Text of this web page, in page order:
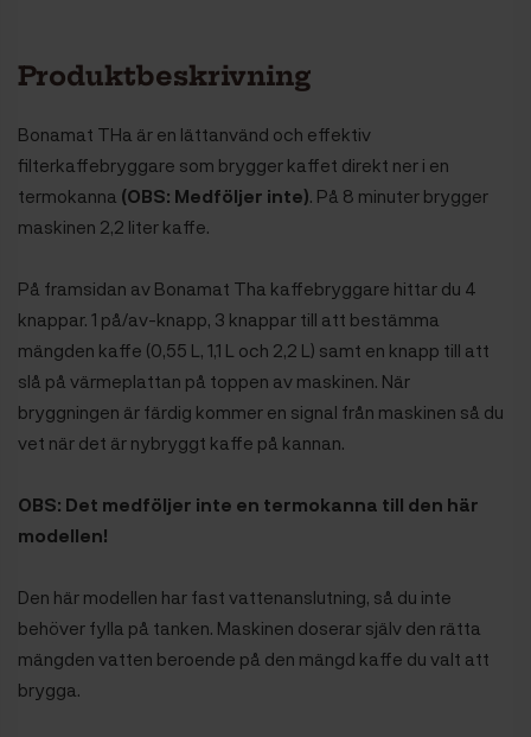
Produktbeskrivning
Bonamat THa är en lättanvänd och effektiv
filterkaffebryggare som brygger kaffet direkt ner i en
termokanna (OBS: Medföljer inte). På 8 minuter brygger
maskinen 2,2 liter kaffe.
På framsidan av Bonamat Tha kaffebryggare hittar du 4
knappar. 1 på/av-knapp, 3 knappar till att bestämma
mängden kaffe (0,55 L, 1,1 L och 2,2 L) samt en knapp till att
slå på värmeplattan på toppen av maskinen. När
bryggningen är färdig kommer en signal från maskinen så du
vet när det är nybryggt kaffe på kannan.
OBS: Det medföljer inte en termokanna till den här
modellen!
Den här modellen har fast vattenanslutning, så du inte
behöver fylla på tanken. Maskinen doserar själv den rätta
mängden vatten beroende på den mängd kaffe du valt att
brygga.